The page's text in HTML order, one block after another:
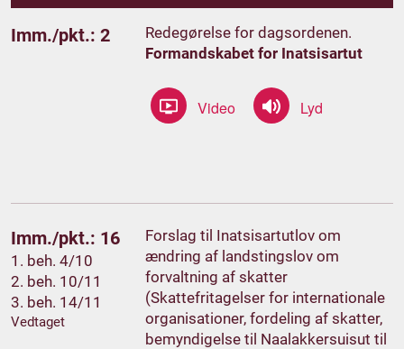
Imm./pkt.: 2
Redegørelse for dagsordenen.
Formandskabet for Inatsisartut
Imm./pkt.: 16
1. beh. 4/10
2. beh. 10/11
3. beh. 14/11
Vedtaget
Forslag til Inatsisartutlov om
ændring af landstingslov om
forvaltning af skatter
(Skattefritagelser for internationale
organisationer, fordeling af skatter,
bemyndigelse til Naalakkersuisut til